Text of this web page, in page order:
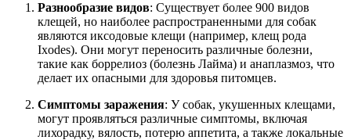
Разнообразие видов: Существует более 900 видов
клещей, но наиболее распространенными для собак
являются иксодовые клещи (например, клещ рода
Ixodes). Они могут переносить различные болезни,
такие как боррелиоз (болезнь Лайма) и анаплазмоз, что
делает их опасными для здоровья питомцев.
Симптомы заражения: У собак, укушенных клещами,
могут проявляться различные симптомы, включая
лихорадку, вялость, потерю аппетита, а также локальные